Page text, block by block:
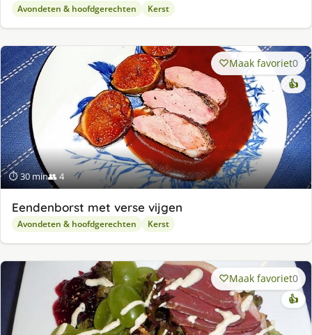
Avondeten & hoofdgerechten Kerst
⏱ 30 min👥 4
Maak favoriet0
👍
Eendenborst met verse vijgen
Avondeten & hoofdgerechten Kerst
Maak favoriet0
👍